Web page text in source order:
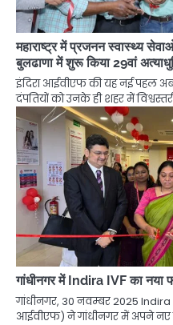
महाराष्ट्र में प्रजनन स्वास्थ्य
बुलढाणा में शुरू किया 29वां
इंदिरा आईवीएफ की यह नई पहल
दंपतियों को उनके ही शहर में
गांधीनगर में Indira IVF का नया
गांधीनगर, 30 नवम्बर 2025 Indira
आईवीएफ) ने गांधीनगर में अपने